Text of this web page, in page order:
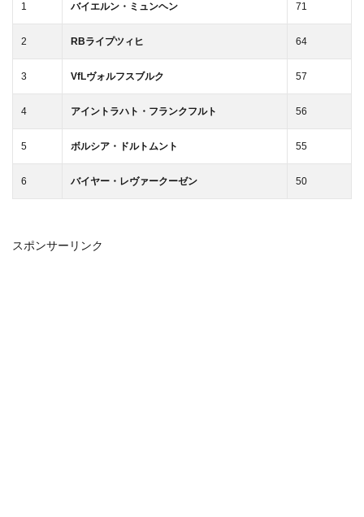
1 バイエルン・ミュンヘン 71
2 RBライプツィヒ 64
3 VfLヴォルフスブルク 57
4 アイントラハト・フランクフルト 56
5 ボルシア・ドルトムント 55
6 バイヤー・レヴァークーゼン 50
スポンサーリンク